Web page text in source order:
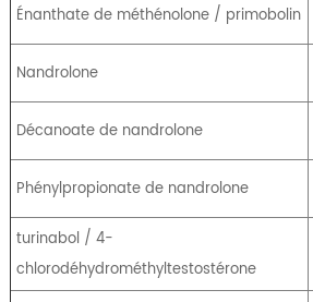
Énanthate de méthénolone / primobolin
Nandrolone
Décanoate de nandrolone
Phénylpropionate de nandrolone
turinabol / 4-
chlorodéhydrométhyltestostérone